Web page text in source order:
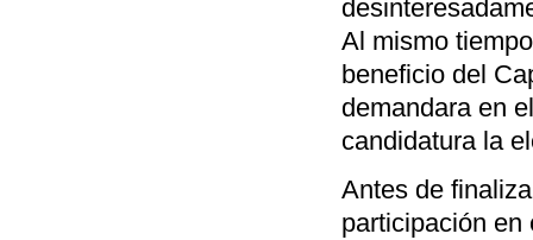
Al mismo
beneficio del
demandara en
candidatura la
Antes de
participación en